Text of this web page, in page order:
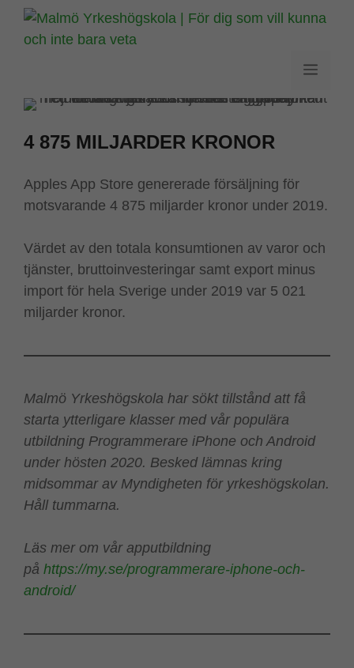
Hoppa
Meny
4 875 MILJARDER KRONOR
Apples App Store genererade försäljning för
motsvarande 4 875 miljarder kronor under 2019.
Värdet av den totala konsumtionen av varor och
tjänster, bruttoinvesteringar samt export minus
import för hela Sverige under 2019 var 5 021
miljarder kronor.
Malmö Yrkeshögskola har sökt tillstånd att få
starta ytterligare klasser med vår populära
utbildning Programmerare iPhone och Android
under hösten 2020. Besked lämnas kring
midsommar av Myndigheten för yrkeshögskolan.
Håll tummarna.
Läs mer om vår apputbildning
på https://my.se/programmerare-iphone-och-
android/